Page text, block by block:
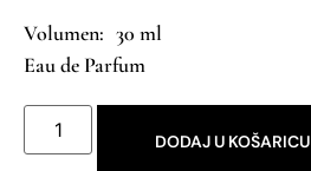
30 ml
Eau de Parfum
DODAJ U KOŠARICU